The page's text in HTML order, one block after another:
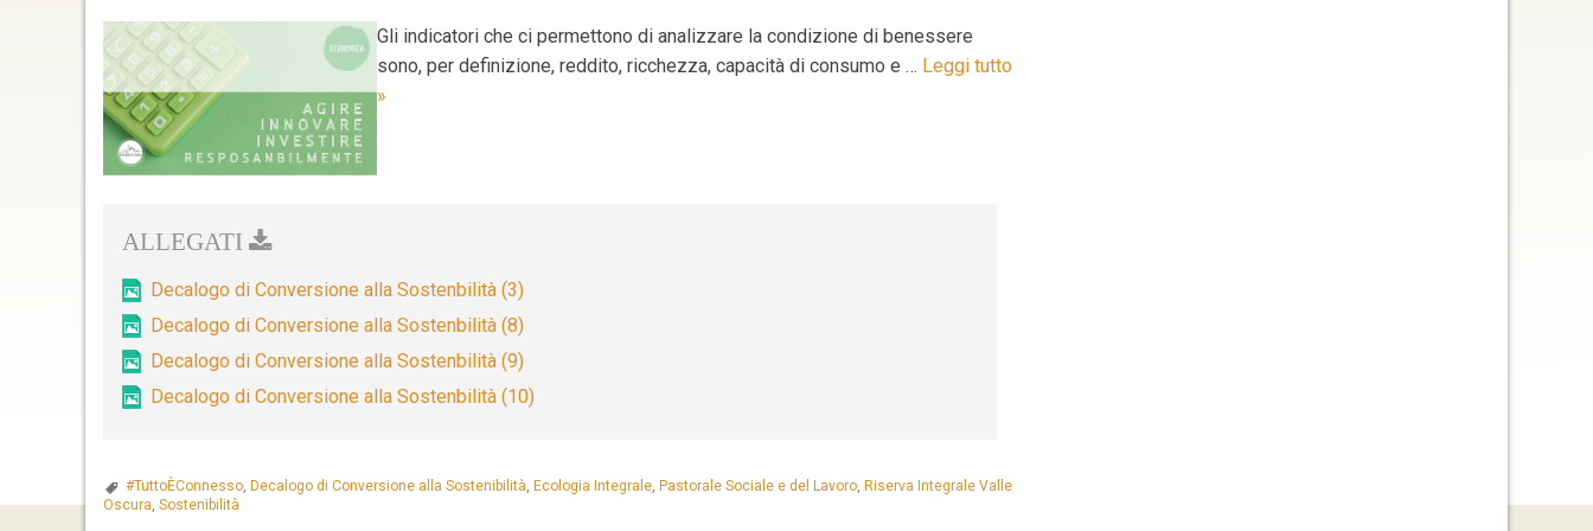
Gli indicatori che ci permettono di analizzare la condizione di benessere
sono, per definizione, reddito, ricchezza, capacità di consumo e … Leggi tutto
Benessere
lavoro
conversione
alla
sostenibilità.
Agire,
responsabilmente.
»
Decalogo di Conversione alla Sostenbilità (3)
Decalogo di Conversione alla Sostenbilità (8)
Decalogo di Conversione alla Sostenbilità (9)
Decalogo di Conversione alla Sostenbilità (10)
#TuttoÈConnesso, Decalogo di Conversione alla Sostenibilità, Ecologia Integrale, Pastorale Sociale e del Lavoro, Riserva Integrale Valle
Oscura, Sostenibilità